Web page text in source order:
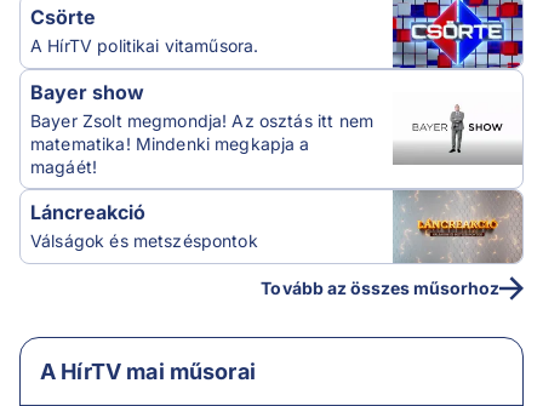
Csörte
A HírTV politikai vitaműsora.
Bayer show
Bayer Zsolt megmondja! Az osztás itt nem
matematika! Mindenki megkapja a
magáét!
Láncreakció
Válságok és metszéspontok
Tovább az összes műsorhoz
A HírTV mai műsorai